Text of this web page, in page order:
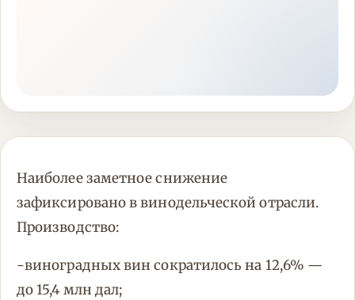
Наиболее заметное снижение
зафиксировано в винодельческой отрасли.
Производство:
-виноградных вин сократилось на 12,6% —
до 15,4 млн дал;